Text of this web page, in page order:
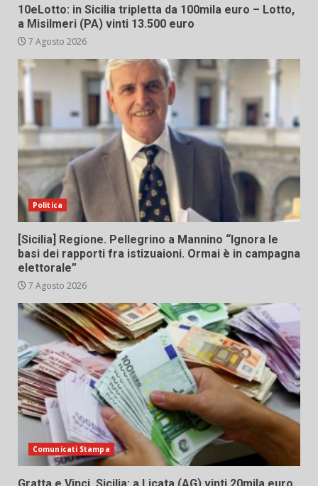
10eLotto: in Sicilia tripletta da 100mila euro – Lotto,
a Misilmeri (PA) vinti 13.500 euro
7 Agosto 2026
Politica
[Sicilia] Regione. Pellegrino a Mannino “Ignora le
basi dei rapporti fra istizuaioni. Ormai è in campagna
elettorale”
7 Agosto 2026
Comunicati Stampa